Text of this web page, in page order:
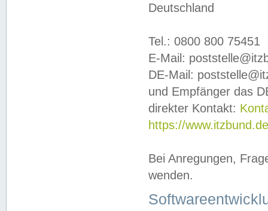
Deutschland
Tel.: 0800 800 75451
E-Mail:
DE-Mail:
und Empfänger das
direkter Kontakt:
https://
Bei Anregungen,
wenden.